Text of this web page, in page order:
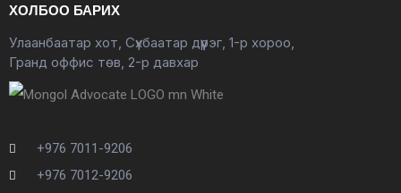
ХОЛБОО БАРИХ
Улаанбаатар хот, Сүхбаатар дүүрэг, 1-р хороо,
Гранд оффис төв, 2-р давхар
+976 7011-9206
+976 7012-9206